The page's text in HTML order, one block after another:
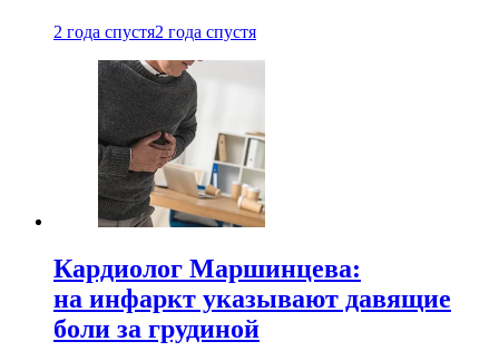
2 года спустя2 года спустя
Кардиолог Маршинцева:
на инфаркт указывают давящие
боли за грудиной